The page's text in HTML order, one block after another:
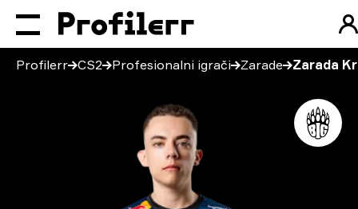
Profilerr CS2 Profesionalni igrači Zarade Zarada